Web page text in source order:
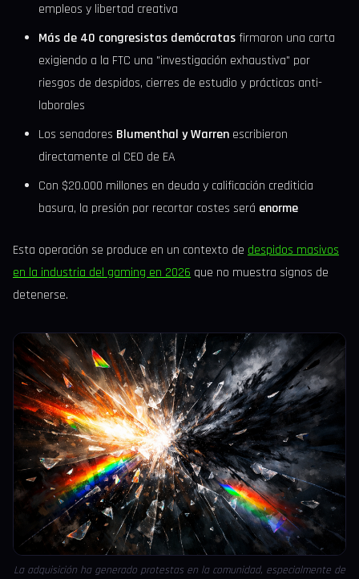
empleos y libertad creativa
Más de 40 congresistas demócratasfirmaron una carta
exigiendo a la FTC una "investigación exhaustiva" por
riesgos de despidos, cierres de estudio y prácticas anti-
laborales
Los senadores Blumenthal y Warren escribieron
directamente al CEO de EA
Con $20.000 millones en deuda y calificación crediticia
basura, la presión por recortar costes será enorme
Esta operación se produce en un contexto de despidos masivos
en la industria del gaming en 2026 que no muestra signos de
detenerse.
La adquisición ha generado protestas en la comunidad, especialmente de